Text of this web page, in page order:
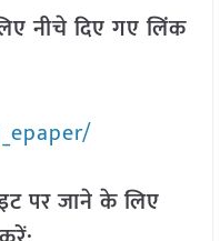
नीचे दिए गए लिंक
पर जाने के लिए